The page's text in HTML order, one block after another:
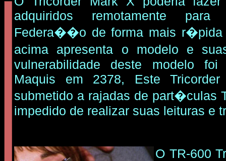
adquiridos remotamente
Federa��o de forma mais r�pida
acima apresenta o modelo e
vulnerabilidade deste modelo foi
Maquis em 2378, Este
submetido a rajadas de part�culas
impedido de realizar suas leituras e
O TR-600